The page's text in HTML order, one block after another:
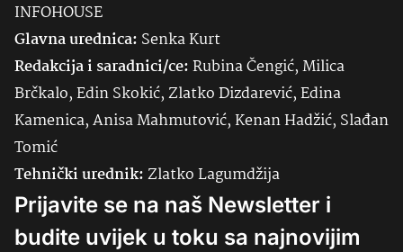
INFOHOUSE
Glavna urednica: SenkaKurt
Redakcija i saradnici/ce:Rubina Čengić, Milica
Brčkalo, Edin Skokić, Zlatko Dizdarević, Edina
Kamenica, Anisa Mahmutović, Kenan Hadžić, Slađan
Tomić
Tehnički urednik:Zlatko Lagumdžija
Prijavite se na naš Newsletter i
budite uvijek u toku sa najnovijim